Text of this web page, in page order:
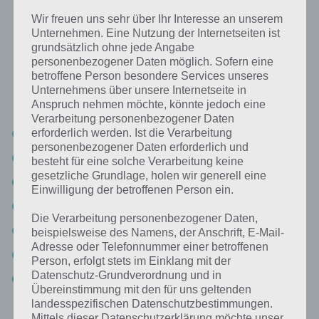
94%
Nachfolgend findest du alle richtigen Antworten zum Sachverhalt
Das hält man ganz vorsichtig in der App 94%. Die Lösung ist dabei
nach den Prozent-Werten sortiert. Hier die 94% Lösung “Das hält
man ganz vorsichtig”:
Glas
Handy
Tier
Porzellan
Messer
Baby
Wir freuen uns sehr über Ihr Interesse an unserem
Unternehmen. Eine Nutzung der Internetseiten ist
grundsätzlich ohne jede Angabe
personenbezogener Daten möglich. Sofern eine
betroffene Person besondere Services unseres
Unternehmens über unsere Internetseite in
Anspruch nehmen möchte, könnte jedoch eine
Verarbeitung personenbezogener Daten
erforderlich werden. Ist die Verarbeitung
personenbezogener Daten erforderlich und
besteht für eine solche Verarbeitung keine
gesetzliche Grundlage, holen wir generell eine
Einwilligung der betroffenen Person ein.
Die Verarbeitung personenbezogener Daten,
beispielsweise des Namens, der Anschrift, E-Mail-
Adresse oder Telefonnummer einer betroffenen
Person, erfolgt stets im Einklang mit der
Datenschutz-Grundverordnung und in
Übereinstimmung mit den für uns geltenden
landesspezifischen Datenschutzbestimmungen.